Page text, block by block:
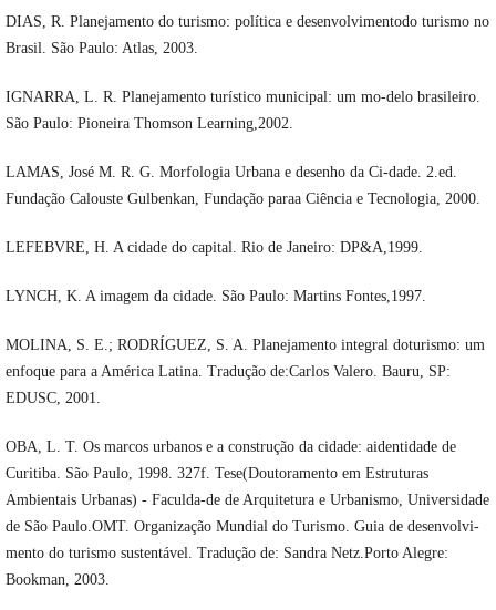
DIAS, R. Planejamento do turismo: política e desenvolvimentodo turismo no
Brasil. São Paulo: Atlas, 2003.
IGNARRA, L. R. Planejamento turístico municipal: um mo-delo brasileiro.
São Paulo: Pioneira Thomson Learning,2002.
LAMAS, José M. R. G. Morfologia Urbana e desenho da Ci-dade. 2.ed.
Fundação Calouste Gulbenkan, Fundação paraa Ciência e Tecnologia, 2000.
LEFEBVRE, H. A cidade do capital. Rio de Janeiro: DP&A,1999.
LYNCH, K. A imagem da cidade. São Paulo: Martins Fontes,1997.
MOLINA, S. E.; RODRÍGUEZ, S. A. Planejamento integral doturismo: um
enfoque para a América Latina. Tradução de:Carlos Valero. Bauru, SP:
EDUSC, 2001.
OBA, L. T. Os marcos urbanos e a construção da cidade: aidentidade de
Curitiba. São Paulo, 1998. 327f. Tese(Doutoramento em Estruturas
Ambientais Urbanas) - Faculda-de de Arquitetura e Urbanismo, Universidade
de São Paulo.OMT. Organização Mundial do Turismo. Guia de desenvolvi-
mento do turismo sustentável. Tradução de: Sandra Netz.Porto Alegre:
Bookman, 2003.